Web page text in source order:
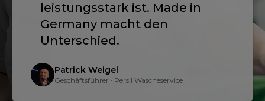
leistungsstark ist. Made in
Germany macht den
Unterschied.
Patrick Weigel
Geschäftsführer · Persil Wäscheservice